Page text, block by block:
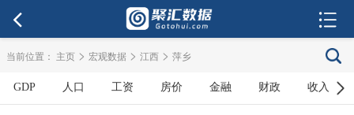
当前位置： 主页 > 宏观数据 > 江西 > 萍乡
GDP 人口 工资 房价 金融 财政 收入